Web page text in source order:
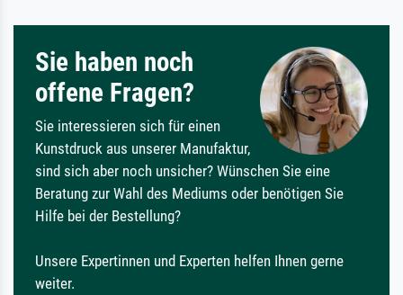
Sie haben noch
offene Fragen?
Sie interessieren sich für einen
Kunstdruck aus unserer Manufaktur,
sind sich aber noch unsicher? Wünschen Sie eine
Beratung zur Wahl des Mediums oder benötigen Sie
Hilfe bei der Bestellung?
Unsere Expertinnen und Experten helfen Ihnen gerne
weiter.